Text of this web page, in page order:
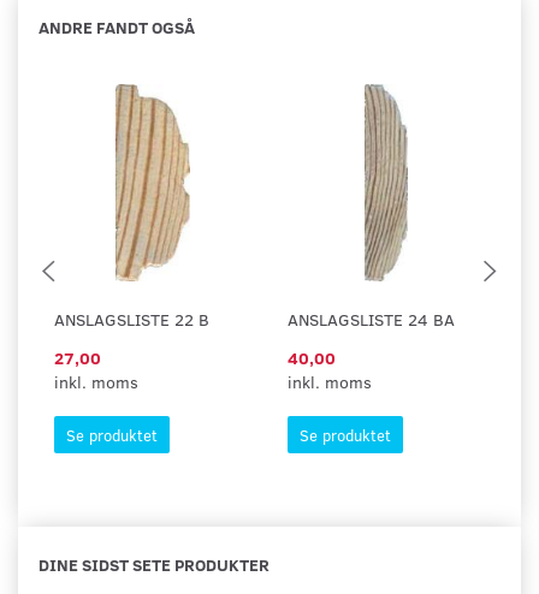
ANDRE FANDT OGSÅ
ANSLAGSLISTE 22 B
27,00
inkl. moms
Se produktet
ANSLAGSLISTE 24 BA
40,00
inkl. moms
Se produktet
DINE SIDST SETE PRODUKTER